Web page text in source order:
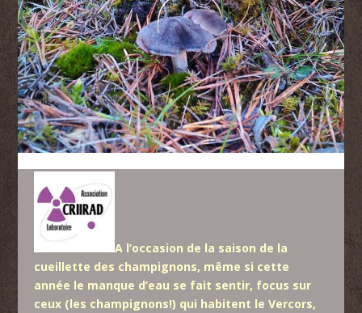
A l’occasion de la saison de la
cueillette des champignons, même si cette
année le manque d’eau se fait sentir, focus sur
ceux (les champignons!) qui habitent le Vercors,